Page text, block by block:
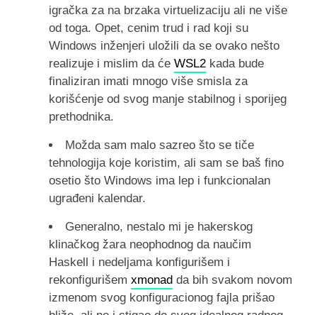
igračka za na brzaka virtuelizaciju ali ne više
od toga. Opet, cenim trud i rad koji su
Windows inženjeri uložili da se ovako nešto
realizuje i mislim da će WSL2kada bude
finaliziran imati mnogo više smisla za
korišćenje od svog manje stabilnog i sporijeg
prethodnika.
Možda sam malo sazreo što se tiče
tehnologija koje koristim, ali sam se baš fino
osetio što Windows ima lep i funkcionalan
ugrađeni kalendar.
Generalno, nestalo mi je hakerskog
klinačkog žara neophodnog da naučim
Haskell i nedeljama konfigurišem i
rekonfigurišem xmonadda bih svakom novom
izmenom svog konfiguracionog fajla prišao